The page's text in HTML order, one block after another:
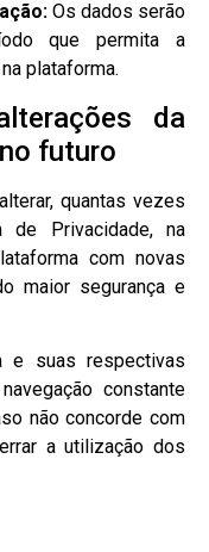
Os dados serão
que permita a
plataforma.
da
futuro
quantas vezes
de Privacidade, na
com novas
maior segurança e
e suas respectivas
constante
não concorde com
a utilização dos